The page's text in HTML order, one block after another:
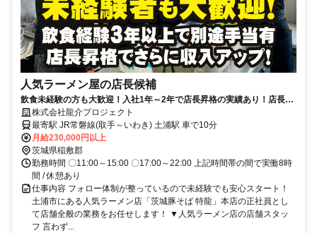
人気ラーメン屋の店長候補
飲食未経験の方も大歓迎！入社1年～2年で店長昇格の実績あり！店長昇
格後は月給40万円～（経験考慮）
株式会社龍介プロジェクト
最寄駅 JR常磐線(取手～いわき) 土浦駅 車で10分
月給230,000円以上
茨城県稲敷郡
勤務時間 〇11:00～15:00 〇17:00～22:00 上記時間帯の間で実働8時
間 / 休憩あり
仕事内容 フォロー体制が整っているので未経験でも安心スタート！
土浦市にある人気ラーメン店「茨城豚そば 特龍」本店の正社員とし
て店舗全般の業務をお任せします！ ▼人気ラーメン店の店舗スタッ
フ 言わず...